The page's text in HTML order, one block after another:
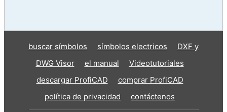
buscar símbolos símbolos electricos
DXF y
DWG Visor
el manual
Videotutoriales
descargar ProfiCAD
comprar ProfiCAD
política de privacidad
contáctenos